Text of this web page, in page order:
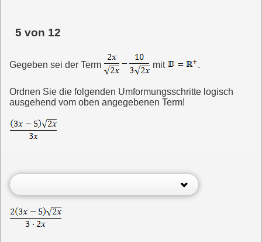
5 von 12
Gegeben sei der Term mit .
Ordnen Sie die folgenden Umformungsschritte logisch
ausgehend vom oben angegebenen Term!